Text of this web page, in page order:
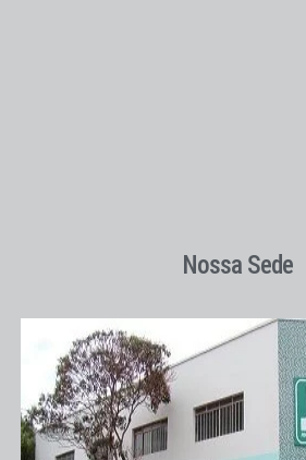
Nossa Sede